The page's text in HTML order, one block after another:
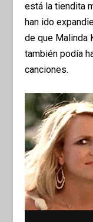
está la tiendita
han ido
de que Malinda
también podía
canciones.